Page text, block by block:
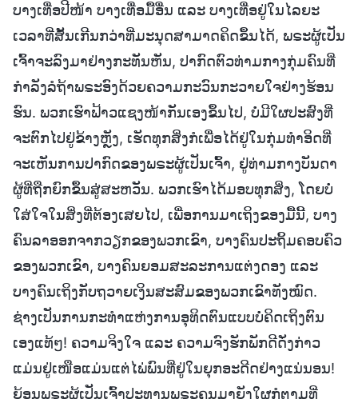
ບາງເທື່ອປີໜ້າ ບາງເທື່ອມື້ອື່ນ ແລະ ບາງເທື່ອຢູ່ໃນໄລຍະ
ເວລາທີ່ສັ້ນເກີນກວ່າທີ່ມະນຸດສາມາດຄິດຂຶ້ນໄດ້, ພຣະຜູ້ເປັນ
ເຈົ້າຈະລົງມາຢ່າງກະທັນຫັນ, ປາກົດຕົວທ່າມກາງກຸ່ມຄົນທີ່
ກຳລັງລໍຖ້າພຣະອົງດ້ວຍຄວາມກະວົນກະວາຍໃຈຢ່າງຮ້ອນ
ຮົນ. ພວກເຮົາຟ້າວແຊງໜ້າກັນເອງຂຶ້ນໄປ, ບໍ່ມີໃຜປະສົງທີ່
ຈະຕົກໄປຢູ່ຂ້າງຫຼັງ, ເຮັດທຸກສິ່ງກໍເພື່ອໄດ້ຢູ່ໃນກຸ່ມທຳອິດທີ່
ຈະເຫັນການປາກົດຂອງພຣະຜູ້ເປັນເຈົ້າ, ຢູ່ທ່າມກາງບັນດາ
ຜູ້ທີ່ຖືກຍົກຂຶ້ນສູ່ສະຫວັນ. ພວກເຮົາໄດ້ມອບທຸກສິ່ງ, ໂດຍບໍ່
ໃສ່ໃຈໃນສິ່ງທີ່ຕ້ອງເສຍໄປ, ເພື່ອການມາເຖິງຂອງມື້ນີ້, ບາງ
ຄົນລາອອກຈາກວຽກຂອງພວກເຂົາ, ບາງຄົນປະຖິ້ມຄອບຄົວ
ຂອງພວກເຂົາ, ບາງຄົນຍອມສະລະການແຕ່ງດອງ ແລະ
ບາງຄົນເຖິງກັບຖວາຍເງິນສະສົມຂອງພວກເຂົາທັງໝົດ.
ຊ່າງເປັນການກະທຳແຫ່ງການອຸທິດຕົນແບບບໍ່ຄິດເຖິງຕົນ
ເອງແທ້ໆ! ຄວາມຈິງໃຈ ແລະ ຄວາມຈົງຮັກພັກດີດັ່ງກ່າວ
ແມ່ນຢູ່ເໜືອແມ່ນແຕ່ໄພ່ພົນທີ່ຢູ່ໃນຍຸກອະດີດຢ່າງແນ່ນອນ!
ຍ້ອນພຣະຜູ້ເປັນເຈົ້າປະທານພຣະຄຸນມາຍັງໃຜກໍຕາມທີ່